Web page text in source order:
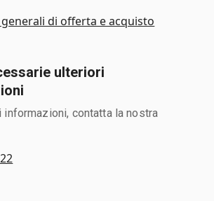
di offerta e acquisto
ulteriori
informazioni, contatta la nostra